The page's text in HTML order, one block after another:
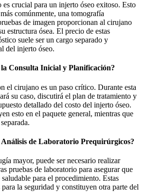
crucial para un injerto óseo exitoso. Esto
comúnmente, una tomografía
de imagen proporcionan al cirujano
estructura ósea. El precio de estas
suele ser un cargo separado y
del injerto óseo.
la Consulta Inicial y Planificación?
el cirujano es un paso crítico. Durante esta
su caso, discutirá el plan de tratamiento y
detallado del costo del injerto óseo.
esto en el paquete general, mientras que
Análisis de Laboratorio Prequirúrgicos?
mayor, puede ser necesario realizar
pruebas de laboratorio para asegurar que
para el procedimiento. Estas
para la seguridad y constituyen otra parte del